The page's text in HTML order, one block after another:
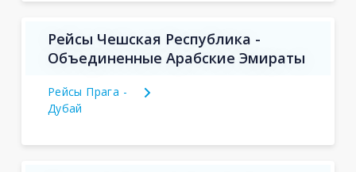
Рейсы Чешская Республика -
Объединенные Арабские Эмираты
Рейсы Прага -
Дубай